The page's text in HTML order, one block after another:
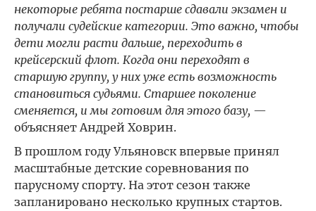
некоторые ребята постарше сдавали экзамен и
получали судейские категории. Это важно, чтобы
дети могли расти дальше, переходить в
крейсерский флот. Когда они переходят в
старшую группу, у них уже есть возможность
становиться судьями. Старшее поколение
сменяется, и мы готовим для этого базу, —
объясняет Андрей Ховрин.
В прошлом году Ульяновск впервые принял
масштабные детские соревнования по
парусному спорту. На этот сезон также
запланировано несколько крупных стартов.